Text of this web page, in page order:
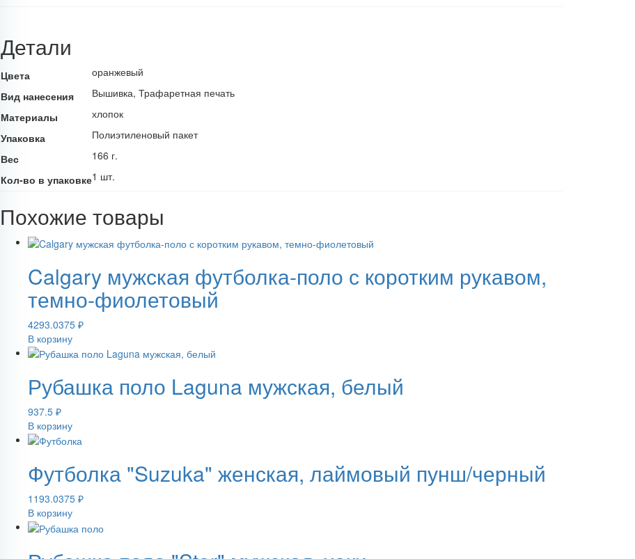
Детали
Цвета
оранжевый
Вид нанесения
Вышивка, Трафаретная печать
Материалы
хлопок
Упаковка
Полиэтиленовый пакет
Вес
166 г.
Кол-во в упаковке1 шт.
Похожие товары
Calgary мужская футболка-поло с коротким рукавом,
темно-фиолетовый
4293.0375 ₽
В корзину
Рубашка поло Laguna мужская, белый
937.5 ₽
В корзину
Футболка "Suzuka" женская, лаймовый пунш/черный
1193.0375 ₽
В корзину